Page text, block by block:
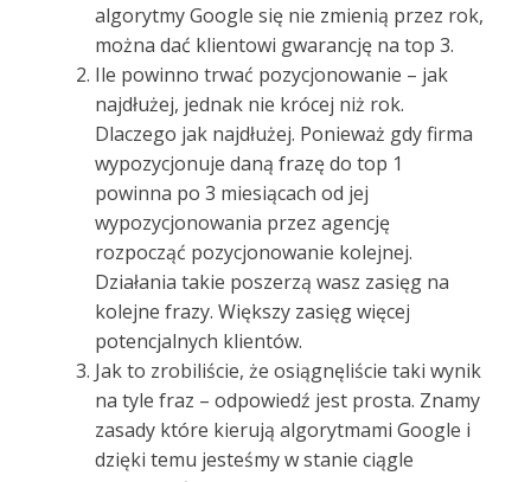
algorytmy Google się nie zmienią przez rok,
można dać klientowi gwarancję na top 3.
Ile powinno trwać pozycjonowanie – jak
najdłużej, jednak nie krócej niż rok.
Dlaczego jak najdłużej. Ponieważ gdy firma
wypozycjonuje daną frazę do top 1
powinna po 3 miesiącach od jej
wypozycjonowania przez agencję
rozpocząć pozycjonowanie kolejnej.
Działania takie poszerzą wasz zasięg na
kolejne frazy. Większy zasięg więcej
potencjalnych klientów.
Jak to zrobiliście, że osiągnęliście taki wynik
na tyle fraz – odpowiedź jest prosta. Znamy
zasady które kierują algorytmami Google i
dzięki temu jesteśmy w stanie ciągle